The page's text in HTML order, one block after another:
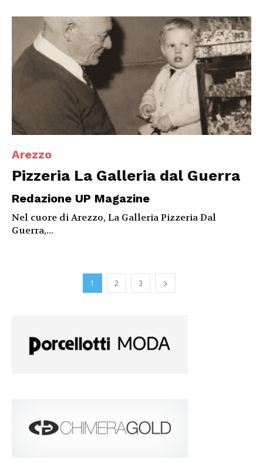
Arezzo
Pizzeria La Galleria dal Guerra
Redazione UP Magazine
Nel cuore di Arezzo, La Galleria Pizzeria Dal
Guerra,...
1 2 3